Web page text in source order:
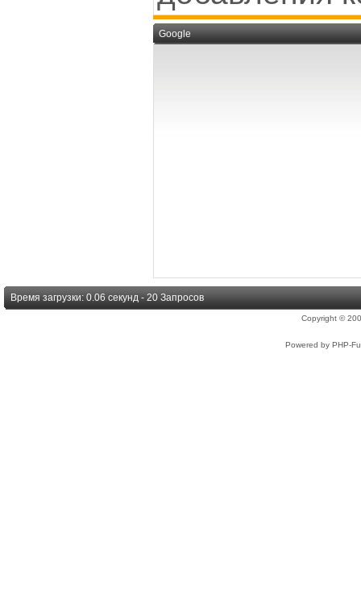
Google
Время загрузки: 0.06 секунд - 20 Запросов
Copyright ©
Powered by PHP-